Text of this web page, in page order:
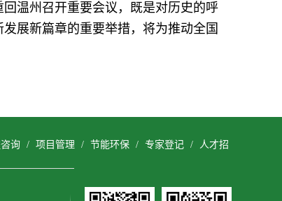
温州召开重要会议，既是对历史的呼
展新篇章的重要举措，将为推动全国
询 / 项目管理 / 节能环保 / 专家登记 / 人才招